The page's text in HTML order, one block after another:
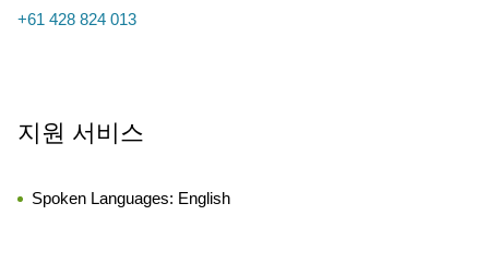
+61 428 824 013
지원 서비스
Spoken Languages: English